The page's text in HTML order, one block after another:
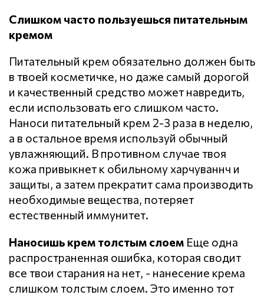
Слишком часто пользуешься питательным
кремом
Питательный крем обязательно должен быть
в твоей косметичке, но даже самый дорогой
и качественный средство может навредить,
если использовать его слишком часто.
Наноси питательный крем 2-3 раза в неделю,
а в остальное время используй обычный
увлажняющий. В противном случае твоя
кожа привыкнет к обильному харчуваннч и
защиты, а затем прекратит сама производить
необходимые вещества, потеряет
естественный иммунитет.
Наносишь крем толстым слоем Еще одна
распространенная ошибка, которая сводит
все твои старания на нет, - нанесение крема
слишком толстым слоем. Это именно тот